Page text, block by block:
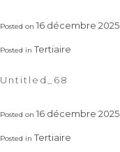
Posted on 16 décembre 2025
Posted inTertiaire
Untitled_68
Posted on 16 décembre 2025
Posted inTertiaire